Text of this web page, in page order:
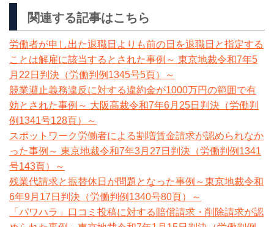
関連する記事はこちら
労働者が申し出た退職日よりも前の日を退職日と指定する
ことは解雇に該当するとされた事例～ 東京地裁令和7年5
月22日判決（労働判例1345号5頁）～
競業避止義務違反に対する違約金が1000万円の範囲で有
効とされた事例～ 大阪高裁令和7年6月25日判決（労働判
例1341号128頁）～
スポットワーク労働者による割増賃金請求が認められなか
った事例～ 東京地裁令和7年3月27日判決（労働判例1341
号143頁）～
残業代請求と振替休日が問題となった事例～東京地裁令和
6年9月17日判決（労働判例1340号80頁）～
「パワハラ」口コミ投稿に対する賠償請求・削除請求が認